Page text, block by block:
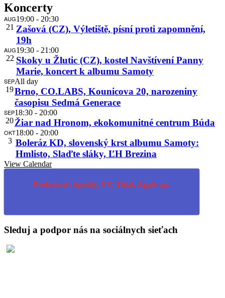
Koncerty
AUG
21
19:00 - 20:30
Zašová (CZ), Výletiště, písní proti zapomnění,
19h
AUG
22
19:30 - 21:00
Skoky u Žlutic (CZ), kostel Navštívení Panny
Marie, koncert k albumu Samoty
SEP
19
All day
Brno, CO.LABS, Kounicova 20, narozeniny
časopisu Sedmá Generace
SEP
20
18:30 - 20:00
Žiar nad Hronom, ekokomunitné centrum Búda
OKT
3
18:00 - 20:00
Boleráz KD, slovenský krst albumu Samoty:
Hmlisto, Slaďte sláky, ĽH Brezina
View Calendar
Prehrávač: Spotify, YT, Tidal, Apple ap.
Sleduj a podpor nás na sociálnych sieťach